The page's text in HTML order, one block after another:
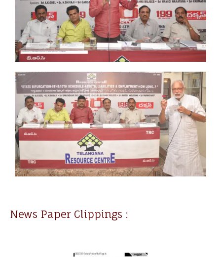
News Paper Clippings :